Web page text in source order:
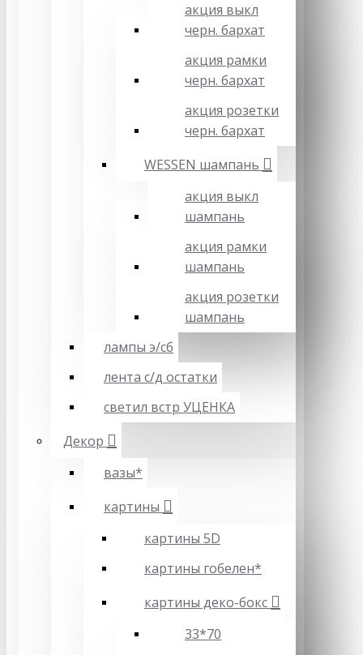
акция выкл
черн. бархат
акция рамки
черн. бархат
акция розетки
черн. бархат
WESSEN шампань
акция выкл
шампань
акция рамки
шампань
акция розетки
шампань
лампы э/сб
лента с/д остатки
светил встр УЦЕНКА
Декор
вазы*
картины
картины 5D
картины гобелен*
картины деко-бокс
33*70